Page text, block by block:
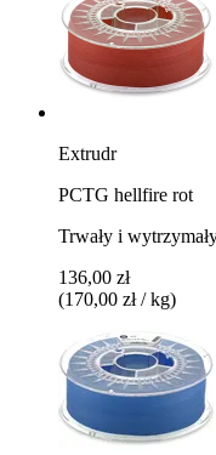
Extrudr
PCTG hellfire rot
Trwały i
136,00 zł
(170,00 zł / kg)